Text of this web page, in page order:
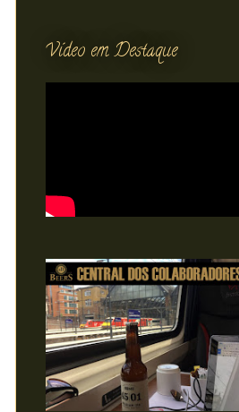
Vídeo em Destaque